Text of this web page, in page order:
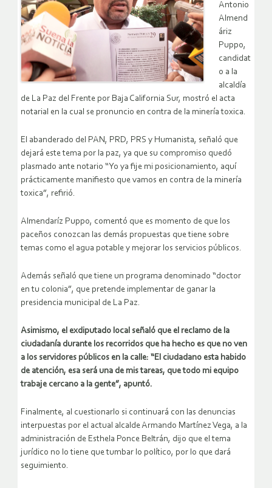
Antonio
Almend
áriz
Puppo,
candidat
o a la
alcaldía
de La Paz del Frente por Baja California Sur, mostró el acta
notarial en la cual se pronuncio en contra de la minería toxica.
El abanderado del PAN, PRD, PRS y Humanista, señaló que
dejará este tema por la paz, ya que su compromiso quedó
plasmado ante notario “Yo ya fije mi posicionamiento, aquí
prácticamente manifiesto que vamos en contra de la minería
toxica”, refirió.
Almendaríz Puppo, comentó que es momento de que los
paceños conozcan las demás propuestas que tiene sobre
temas como el agua potable y mejorar los servicios públicos.
Además señaló que tiene un programa denominado “doctor
en tu colonia”, que pretende implementar de ganar la
presidencia municipal de La Paz.
Asimismo, el exdiputado local señaló que el reclamo de la
ciudadanía durante los recorridos que ha hecho es que no ven
a los servidores públicos en la calle: “El ciudadano esta habido
de atención, esa será una de mis tareas, que todo mi equipo
trabaje cercano a la gente”, apuntó.
Finalmente, al cuestionarlo si continuará con las denuncias
interpuestas por el actual alcalde Armando Martínez Vega, a la
administración de Esthela Ponce Beltrán, dijo que el tema
jurídico no lo tiene que tumbar lo político, por lo que dará
seguimiento.